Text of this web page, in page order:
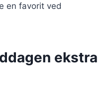
en favorit ved
ekstra